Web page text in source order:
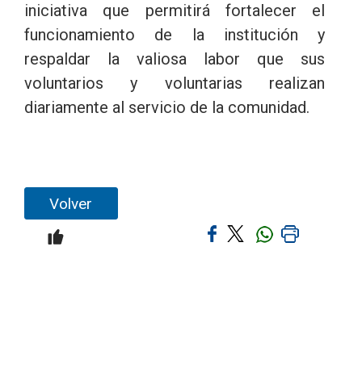
iniciativa que permitirá fortalecer el
funcionamiento de la institución y
respaldar la valiosa labor que sus
voluntarios y voluntarias realizan
diariamente al servicio de la comunidad.
Volver